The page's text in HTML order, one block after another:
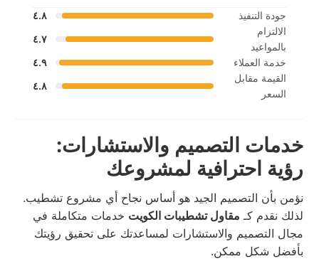
جودة التنفيذ
٤.٨
الالتزام
بالمواعيد
٤.٧
خدمة العملاء
٤.٩
القيمة مقابل
السعر
٤.٨
خدمات التصميم والاستشارات:
رؤية احترافية لمشروعك
نؤمن بأن التصميم الجيد هو أساس نجاح أي مشروع تشطيب.
لذلك نقدم كـ مقاول تشطيبات الكويت خدمات متكاملة في
مجال التصميم والاستشارات لمساعدتك على تحقيق رؤيتك
بأفضل شكل ممكن.